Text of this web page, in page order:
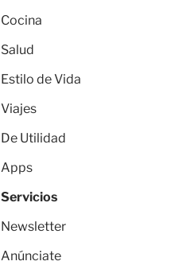
Cocina
Salud
Estilo de Vida
Viajes
De Utilidad
Apps
Servicios
Newsletter
Anúnciate